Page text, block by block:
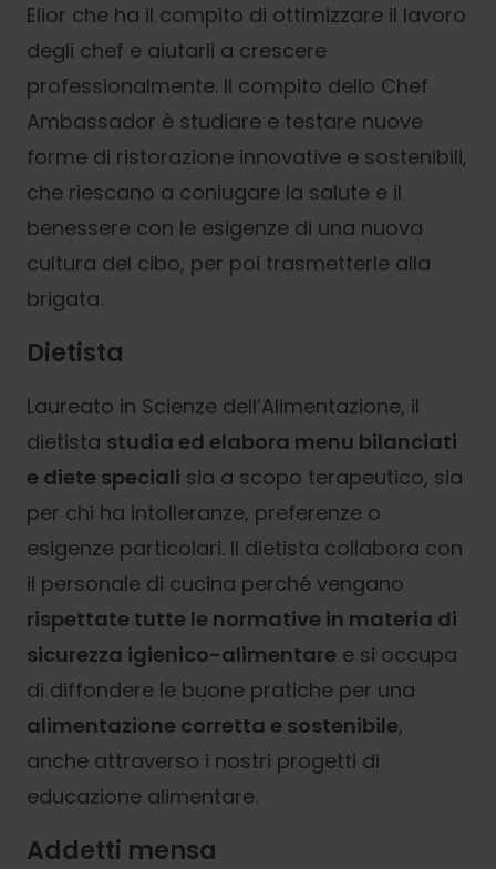
Elior che ha il compito di ottimizzare il lavoro
degli chef e aiutarli a crescere
professionalmente. Il compito dello Chef
Ambassador è studiare e testare nuove
forme di ristorazione innovative e sostenibili,
che riescano a coniugare la salute e il
benessere con le esigenze di una nuova
cultura del cibo, per poi trasmetterle alla
brigata.
Dietista
Laureato in Scienze dell’Alimentazione, il
dietista studia ed elabora menu bilanciati
e diete speciali sia a scopo terapeutico, sia
per chi ha intolleranze, preferenze o
esigenze particolari. Il dietista collabora con
il personale di cucina perché vengano
rispettate tutte le normative in materia di
sicurezza igienico-alimentare e si occupa
di diffondere le buone pratiche per una
alimentazione corretta e sostenibile,
anche attraverso i nostri progetti di
educazione alimentare.
Addetti mensa